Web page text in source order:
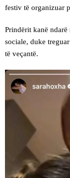
festiv të organizuar
Prindërit kanë
sociale, duke
të veçantë.